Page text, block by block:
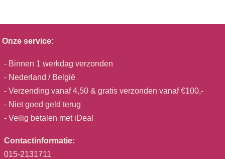
Onze service:
- Binnen 1 werkdag verzonden
- Nederland / België
- Verzending vanaf 4,50 & gratis verzonden vanaf €100,-
- Niet goed geld terug
- Veilig betalen met iDeal
Contactinformatie:
015-2131711